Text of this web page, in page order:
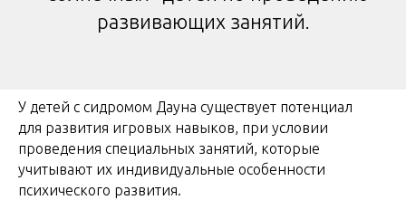
развивающих занятий.
У детей с сидромом Дауна существует потенциал
для развития игровых навыков, при условии
проведения специальных занятий, которые
учитывают их индивидуальные особенности
психического развития.